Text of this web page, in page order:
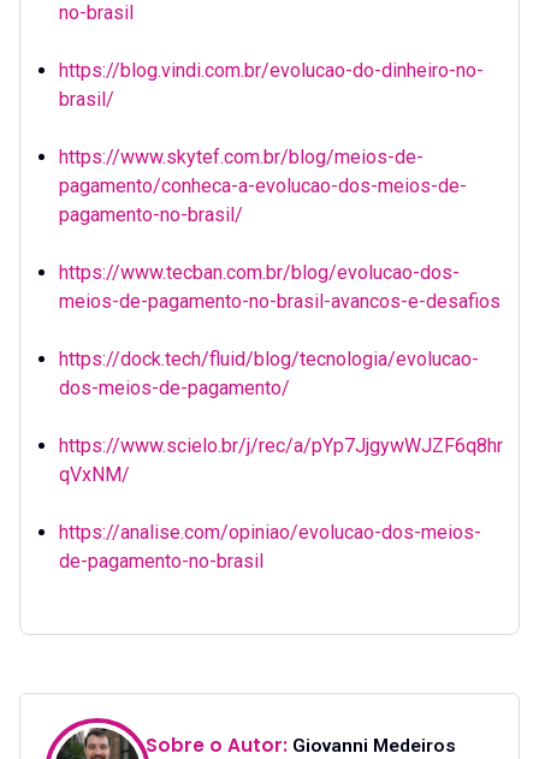
no-brasil
https://blog.vindi.com.br/evolucao-do-dinheiro-no-
brasil/
https://www.skytef.com.br/blog/meios-de-
pagamento/conheca-a-evolucao-dos-meios-de-
pagamento-no-brasil/
https://www.tecban.com.br/blog/evolucao-dos-
meios-de-pagamento-no-brasil-avancos-e-desafios
https://dock.tech/fluid/blog/tecnologia/evolucao-
dos-meios-de-pagamento/
https://www.scielo.br/j/rec/a/pYp7JjgywWJZF6q8hr
qVxNM/
https://analise.com/opiniao/evolucao-dos-meios-
de-pagamento-no-brasil
Sobre o Autor: Giovanni Medeiros